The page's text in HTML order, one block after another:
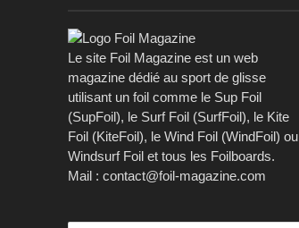
Le site Foil Magazine est un web
magazine dédié au sport de glisse
utilisant un foil comme le Sup Foil
(SupFoil), le Surf Foil (SurfFoil), le Kite
Foil (KiteFoil), le Wind Foil (WindFoil) ou
Windsurf Foil et tous les Foilboards.
Mail : contact@foil-magazine.com